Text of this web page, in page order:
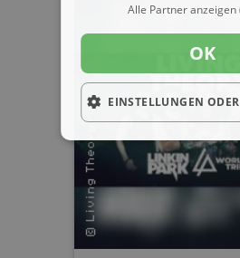
Alle Partner anzeigen
OK
EINSTELLUNGEN